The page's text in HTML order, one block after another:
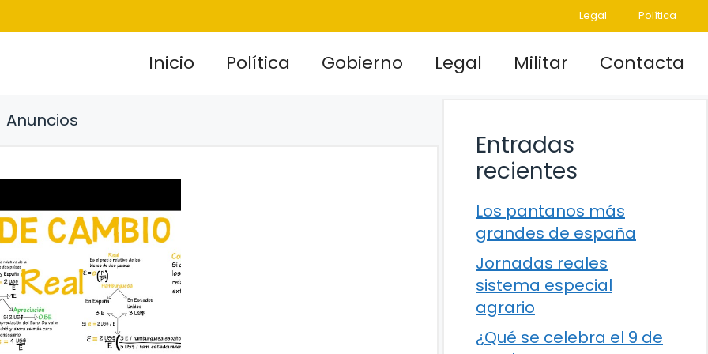
Legal Política
Inicio Política Gobierno Legal Militar Contacta
Anuncios
Entradas
recientes
Los pantanos más
grandes de españa
Jornadas reales
sistema especial
agrario
¿Qué se celebra el 9 de